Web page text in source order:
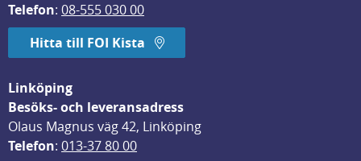
Telefon: 08-555 030 00
Hitta till FOI Kista
Linköping
Besöks- och leveransadress
Olaus Magnus väg 42, Linköping
Telefon: 013-37 80 00